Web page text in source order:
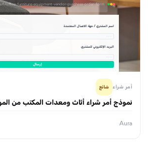
f/office-furniture-equipment-vendor-purchase-order-form
اسم المشتري / جهة الاتصال المعتمدة
البريد الإلكتروني للمشتري
إرسال
أمر شراء شائع
نموذج أمر شراء أثاث ومعدات المكتب من
Aura